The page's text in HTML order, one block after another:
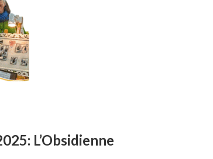
L’Obsidienne